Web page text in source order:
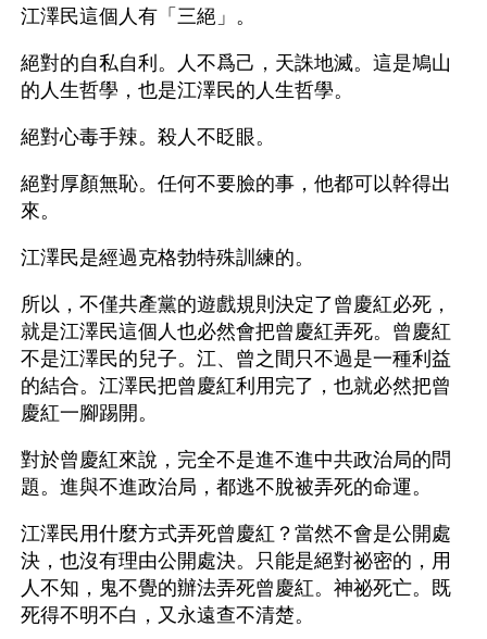
江澤民這個人有「三絕」。
絕對的自私自利。人不爲己，天誅地滅。這是鳩山
的人生哲學，也是江澤民的人生哲學。
絕對心毒手辣。殺人不眨眼。
絕對厚顏無恥。任何不要臉的事，他都可以幹得出
來。
江澤民是經過克格勃特殊訓練的。
所以，不僅共產黨的遊戲規則決定了曾慶紅必死，
就是江澤民這個人也必然會把曾慶紅弄死。曾慶紅
不是江澤民的兒子。江、曾之間只不過是一種利益
的結合。江澤民把曾慶紅利用完了，也就必然把曾
慶紅一腳踢開。
對於曾慶紅來說，完全不是進不進中共政治局的問
題。進與不進政治局，都逃不脫被弄死的命運。
江澤民用什麼方式弄死曾慶紅？當然不會是公開處
決，也沒有理由公開處決。只能是絕對祕密的，用
人不知，鬼不覺的辦法弄死曾慶紅。神祕死亡。既
死得不明不白，又永遠查不清楚。